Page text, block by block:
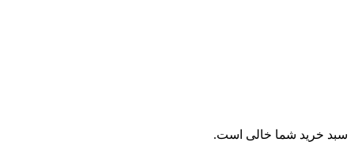
سبد خرید شما خالی است.